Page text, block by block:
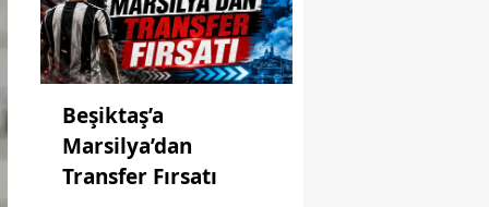
Beşiktaş’a
Marsilya’dan
Transfer Fırsatı